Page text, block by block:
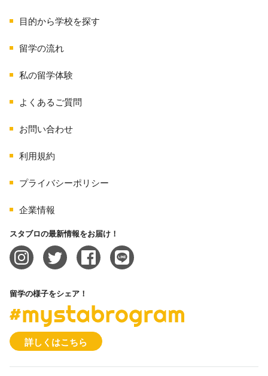
目的から学校を探す
留学の流れ
私の留学体験
よくあるご質問
お問い合わせ
利用規約
プライバシーポリシー
企業情報
スタブロの最新情報をお届け！
留学の様子をシェア！
詳しくはこちら